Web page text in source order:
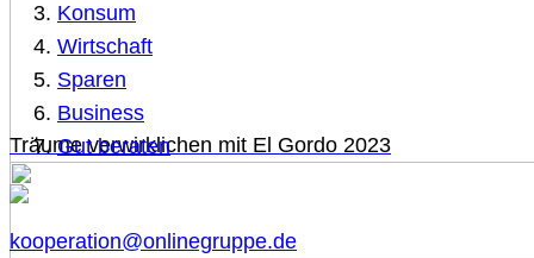
Träume verwirklichen mit El Gordo 2023
Konsum
Wirtschaft
Sparen
Business
Gut beraten
kooperation@onlinegruppe.de